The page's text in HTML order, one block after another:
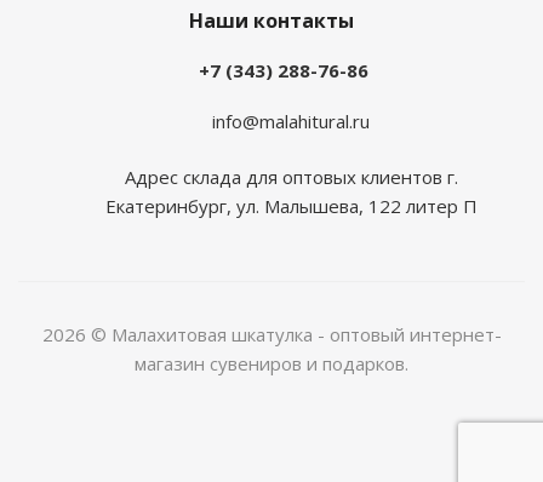
Наши контакты
+7 (343) 288-76-86
info@malahitural.ru
Адрес склада для оптовых клиентов г.
Екатеринбург, ул. Малышева, 122 литер П
2026 © Малахитовая шкатулка - оптовый интернет-
магазин сувениров и подарков.